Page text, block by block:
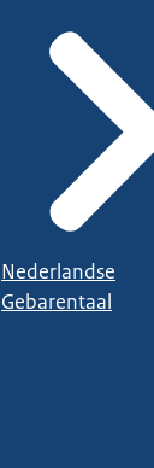
Nederlandse
Gebarentaal